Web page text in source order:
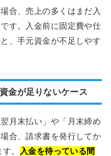
合、売上の多くはまだ入
す。入金前に固定費や仕
、手元資金が不足しやす
金が足りないケース
月末払い」や「月末締め
合、請求書を発行してか
。
入金を待っている間